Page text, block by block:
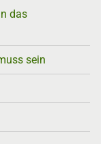
das
sein